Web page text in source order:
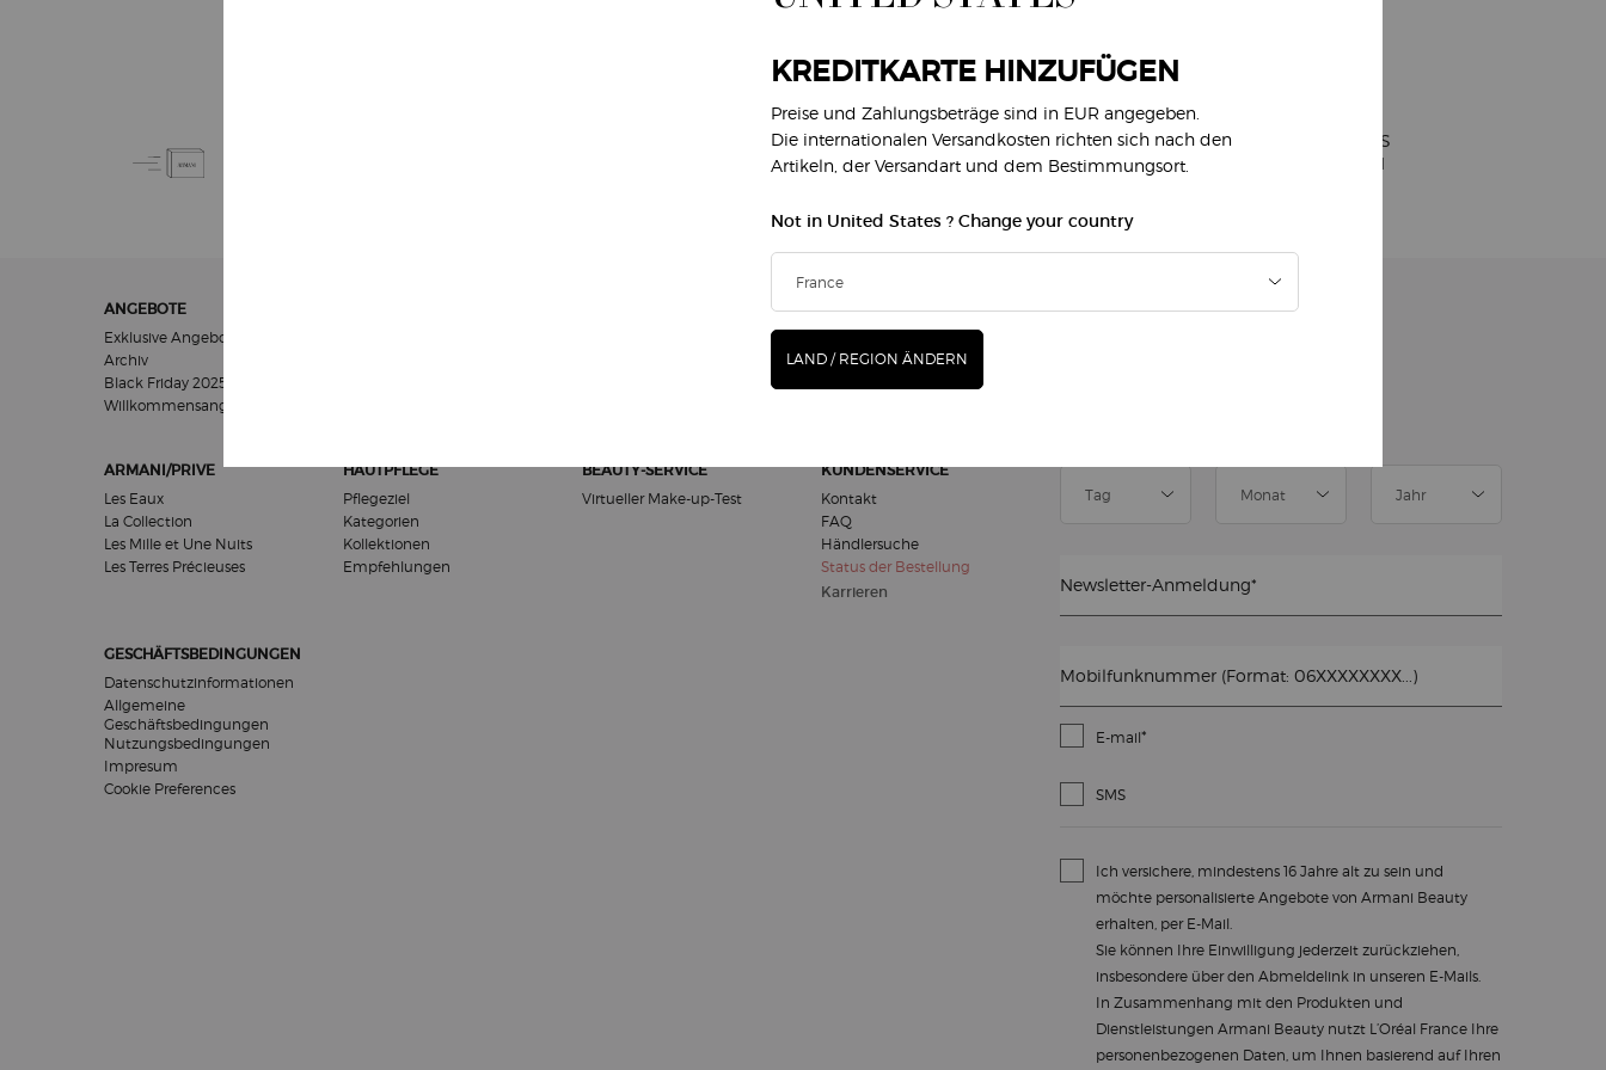
KOSTENLOSE PROBEN
EXKLUSIVE
ANGEBOTE
EINFACHES
BEZAHLEN
ANGEBOTE
Exklusive Angebote
Archiv
Black Friday 2025
Willkommensangebot​
DÜFTE
Herrendüfte
ARMANI/PRIVE
Les Eaux
La Collection
Les Mille et Une Nuits
Les Terres Précieuses
HAUTPFLEGE
Pflegeziel
Kategorien
Kollektionen
Empfehlungen
BEAUTY-SERVICE
Virtueller Make-up-Test
KUNDENSERVICE
Kontakt
FAQ
Händlersuche
Status der Bestellung
Karrieren
GESCHÄFTSBEDINGUNGEN
Datenschutzinformationen
Allgemeine
Geschäftsbedingungen
Nutzungsbedingungen
Impresum
Cookie Preferences
Newsletter-Anmeldung*
Mobilfunknummer (Format: 06XXXXXXXX...)
E-mail*
SMS
Ich versichere, mindestens 16 Jahre alt zu sein und
möchte personalisierte Angebote von Armani Beauty
erhalten, per E-Mail.
Sie können Ihre Einwilligung jederzeit zurückziehen,
insbesondere über den Abmeldelink in unseren E-Mails.
In Zusammenhang mit den Produkten und
Dienstleistungen Armani Beauty nutzt L’Oréal France Ihre
personenbezogenen Daten, um Ihnen basierend auf Ihren
KREDITKARTE HINZUFÜGEN
Preise und Zahlungsbeträge sind in EUR angegeben.
Die internationalen Versandkosten richten sich nach den
Artikeln, der Versandart und dem Bestimmungsort.
Not in United States ? Change your country
LAND / REGION ÄNDERN